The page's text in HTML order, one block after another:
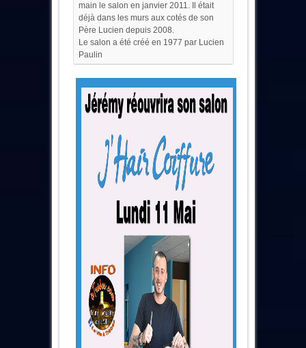
main le salon en janvier 2011. Il était
déjà dans les murs aux cotés de son
Père Lucien depuis 2008.
Le salon a été créé en 1977 par Lucien
Paulin